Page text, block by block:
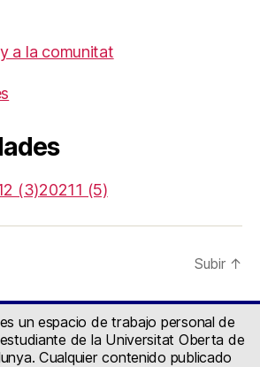
a la comunitat
(3)20211 (5)
Subir ↑
un espacio de trabajo personal de
de la Universitat Oberta de
Cualquier contenido publicado